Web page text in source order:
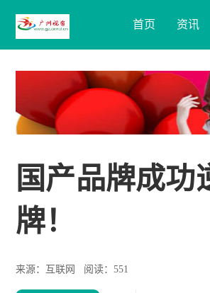
首页 资讯
国产品牌成功
牌！
来源：互联网 阅读：551